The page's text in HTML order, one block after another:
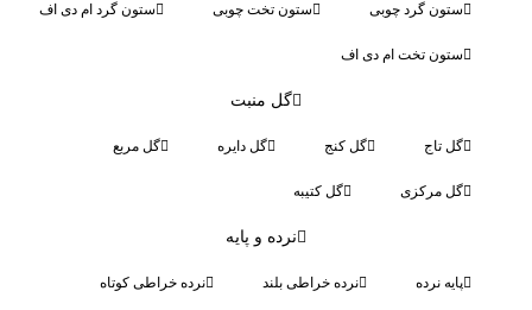
ستون گرد چوبی ستون تخت چوبی ستون گرد ام دی اف
ستون تخت ام دی اف
گل منبت
گل تاج گل کنج گل دایره گل مربع
گل مرکزی گل کتیبه
نرده و پایه
پایه نرده نرده خراطی بلند نرده خراطی کوتاه